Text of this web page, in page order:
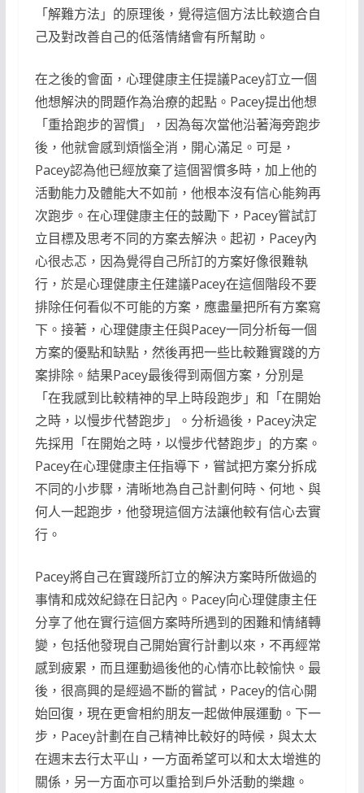
「解難方法」的原理後，覺得這個方法比較適合自
己及對改善自己的低落情緒會有所幫助。
在之後的會面，心理健康主任提議Pacey訂立一個
他想解決的問題作為治療的起點。Pacey提出他想
「重拾跑步的習慣」，因為每次當他沿著海旁跑步
後，他就會感到煩惱全消，開心滿足。可是，
Pacey認為他已經放棄了這個習慣多時，加上他的
活動能力及體能大不如前，他根本沒有信心能夠再
次跑步。在心理健康主任的鼓勵下，Pacey嘗試訂
立目標及思考不同的方案去解決。起初，Pacey內
心很忐忑，因為覺得自己所訂的方案好像很難執
行，於是心理健康主任建議Pacey在這個階段不要
排除任何看似不可能的方案，應盡量把所有方案寫
下。接著，心理健康主任與Pacey一同分析每一個
方案的優點和缺點，然後再把一些比較難實踐的方
案排除。結果Pacey最後得到兩個方案，分別是
「在我感到比較精神的早上時段跑步」和「在開始
之時，以慢步代替跑步」。分析過後，Pacey決定
先採用「在開始之時，以慢步代替跑步」的方案。
Pacey在心理健康主任指導下，嘗試把方案分拆成
不同的小步驟，清晰地為自己計劃何時、何地、與
何人一起跑步，他發現這個方法讓他較有信心去實
行。
Pacey將自己在實踐所訂立的解決方案時所做過的
事情和成效紀錄在日記內。Pacey向心理健康主任
分享了他在實行這個方案時所遇到的困難和情緒轉
變，包括他發現自己開始實行計劃以來，不再經常
感到疲累，而且運動過後他的心情亦比較愉快。最
後，很高興的是經過不斷的嘗試，Pacey的信心開
始回復，現在更會相約朋友一起做伸展運動。下一
步，Pacey計劃在自己精神比較好的時候，與太太
在週末去行太平山，一方面希望可以和太太增進的
關係，另一方面亦可以重拾到戶外活動的樂趣。